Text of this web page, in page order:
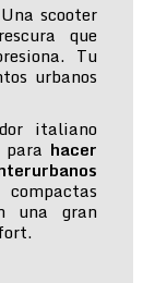
scooter
que
Tu
urbanos
italiano
para hacer
una gran